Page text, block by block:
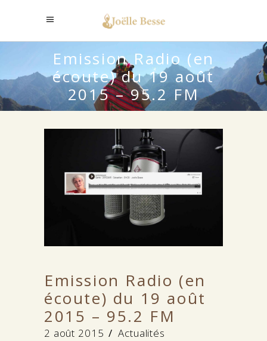
Emission Radio (en
écoute) du 19 août
2015 – 95.2 FM
Emission Radio (en
écoute) du 19 août
2015 – 95.2 FM
2 août 2015 Actualités